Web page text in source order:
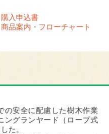
購入申込書
品案内・フローチャート
の安全に配慮した樹木作業
ングランヤード（ロープ式
た。